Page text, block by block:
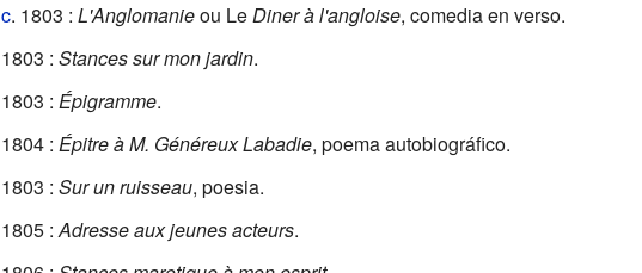
c. 1803 : L'Anglomanieou LeDiner à l'angloise, comedia en verso.
1803 : Stances sur mon jardin.
1803 : Épigramme.
1804 : Épitre à M. Généreux Labadie, poema autobiográfico.
1803 : Sur un ruisseau, poesia.
1805 :Adresse aux jeunes acteurs.